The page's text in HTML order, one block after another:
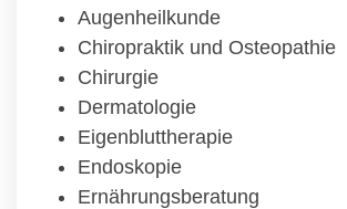
Augenheilkunde
Chiropraktik und Osteopathie
Chirurgie
Dermatologie
Eigenbluttherapie
Endoskopie
Ernährungsberatung